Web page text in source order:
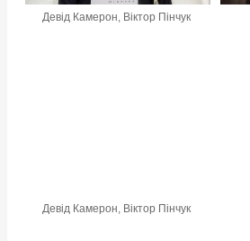
Девід Камерон, Віктор Пінчук
Девід Камерон, Віктор Пінчук